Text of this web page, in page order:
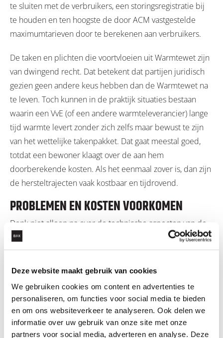
Deze website maakt gebruik van cookies
We gebruiken cookies om content en advertenties te
personaliseren, om functies voor social media te bieden
en om ons websiteverkeer te analyseren. Ook delen we
informatie over uw gebruik van onze site met onze
partners voor social media, adverteren en analyse. Deze
te sluiten met de verbruikers, een storingsregistratie bij
te houden en ten hoogste de door ACM vastgestelde
maximumtarieven door te berekenen aan verbruikers.
De taken en plichten die voortvloeien uit Warmtewet zijn
van dwingend recht. Dat betekent dat partijen juridisch
gezien geen andere keus hebben dan de Warmtewet na
te leven. Toch kunnen in de praktijk situaties bestaan
waarin een VvE (of een andere warmteleverancier) lange
tijd warmte levert zonder zich zelfs maar bewust te zijn
van het wettelijke takenpakket. Dat gaat meestal goed,
totdat een bewoner klaagt over de aan hem
doorberekende kosten. Als het eenmaal zover is, dan zijn
de hersteltrajecten vaak kostbaar en tijdrovend.
PROBLEMEN EN KOSTEN VOORKOMEN
Denk niet alleen na over de technische aspecten van de
warmtevoorziening, maar denk ook tijdig na over de
juridische aspecten. Als hoofdregel kunt u aanhouden
verwarmingsinstallatie zijn aangesloten.
Tot slot is het goed te beseffen dat dit vraagstuk niet
alleen bij transformatie van grote gebouwen speelt. Het